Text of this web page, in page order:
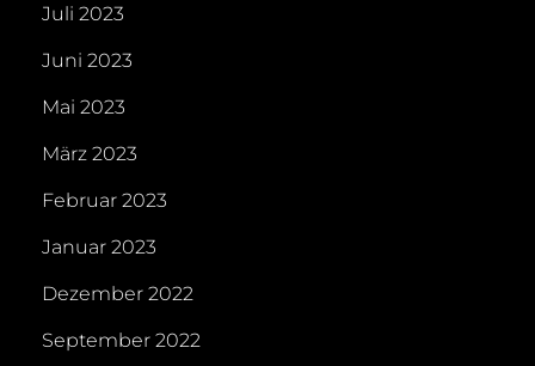
Juli 2023
Juni 2023
Mai 2023
März 2023
Februar 2023
Januar 2023
Dezember 2022
September 2022